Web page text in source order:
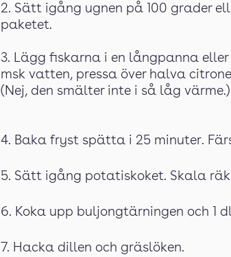
2. Sätt igång ugnen på 100 grader
paketet.
3. Lägg fiskarna i en långpanna
msk vatten, pressa över halva
(Nej, den smälter inte i så låg värme.)
4. Baka fryst spätta i 25 minuter.
5. Sätt igång potatiskoket. Skala
6. Koka upp buljongtärningen och 1
7. Hacka dillen och gräslöken.